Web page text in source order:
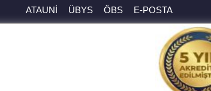
ATAUNİ ÜBYS ÖBS E-POSTA